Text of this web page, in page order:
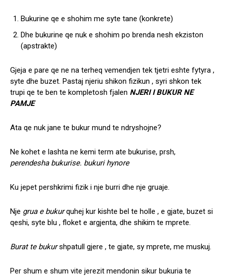
Bukurine qe e shohim me syte tane (konkrete)
Dhe bukurine qe nuk e shohim po brenda nesh ekziston
(apstrakte)
Gjeja e pare qe ne na terheq vemendjen tek tjetri eshte fytyra ,
syte dhe buzet. Pastaj njeriu shikon fizikun , syri shkon tek
trupi qe te ben te kompletosh fjalen NJERI I BUKUR NE
PAMJE
Ata qe nuk jane te bukur mund te ndryshojne?
Ne kohet e lashta ne kemi term ate bukurise, prsh,
perendesha bukurise. bukuri hynore
Ku jepet pershkrimi fizik i nje burri dhe nje gruaje.
Nje grua e bukurquhej kur kishte bel te holle , e gjate, buzet si
qeshi, syte blu , floket e argjenta, dhe shikim te mprete.
Burat te bukurshpatull gjere , te gjate, sy mprete, me muskuj.
Per shum e shum vite jerezit mendonin sikur bukuria te